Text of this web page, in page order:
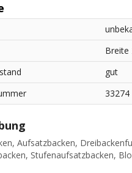
Breite
gut
33274
Aufsatzbacken,
Stufenaufsatzbacken,